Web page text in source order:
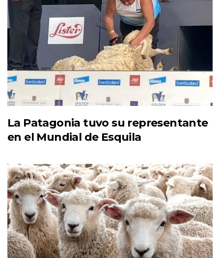
La Patagonia tuvo su representante
en el Mundial de Esquila